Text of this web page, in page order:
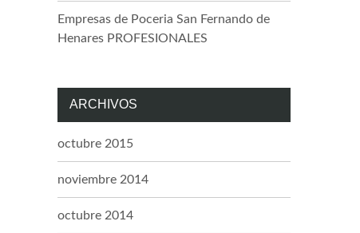
Empresas de Poceria San Fernando de
Henares PROFESIONALES
ARCHIVOS
octubre 2015
noviembre 2014
octubre 2014